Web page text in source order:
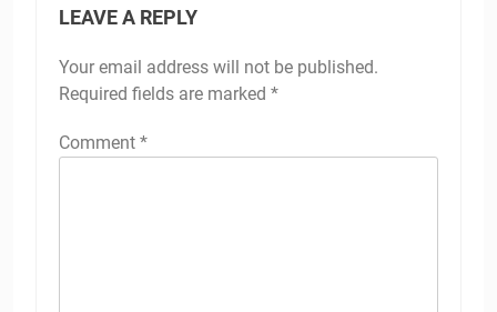
LEAVE A REPLY
Your email address will not be published.
Required fields are marked *
Comment *